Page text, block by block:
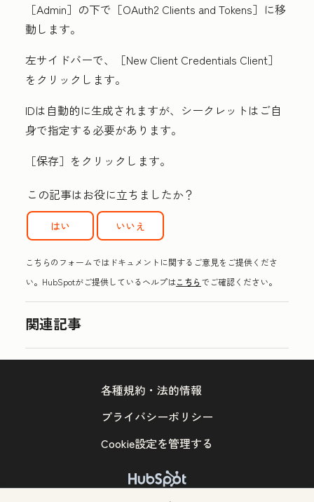
［Admin］ の下で［OAuth2 Clients and Tokens］ に移
動します。
左サイドバーで、［New Client Credentials Client］
をクリックします。
IDは自動的に生成されますが、シークレットはご自
身で指定する必要があります。
［保存］ をクリックします。
この記事はお役に立ちましたか？
はい いいえ
こちらのフォームではドキュメントに関するご意見をご提供くださ
い。HubSpotがご提供しているヘルプはこちらでご確認ください。
関連記事
各種規約・法的情報
プライバシーポリシー
Cookie設定を管理する